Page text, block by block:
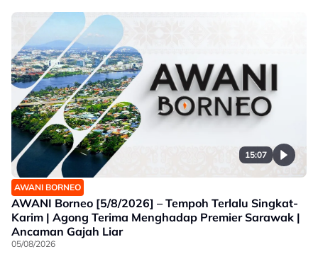
produk tempatan
15:07
AWANI BORNEO
AWANI Borneo [5/8/2026] – Tempoh Terlalu Singkat-
Karim | Agong Terima Menghadap Premier Sarawak |
Ancaman Gajah Liar
05/08/2026